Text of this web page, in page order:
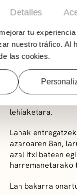
Detalles
tu
nuestro tráfico. Al
las cookies.
Lehiaketaren
10:00etara
zurruna izan
zigilua ez duten
Euskarriak
zirriborroak,
Parte-
lehiaketara.
Lanak
azaroaren 8an,
azal itxi batean
harremanetarako
Lan bakarra